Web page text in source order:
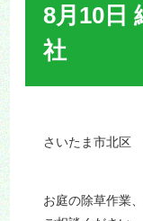
8月10日
社
さいたま市北区
お庭の除草作業